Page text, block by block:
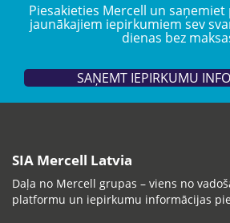
Piesakieties Mercell un
jaunākajiem iepirkumiem sev
dienas bez
SAŅEMT IEPIRKUMU
SIA Mercell Latvia
Daļa no Mercell grupas – viens no
platformu un iepirkumu informācijas